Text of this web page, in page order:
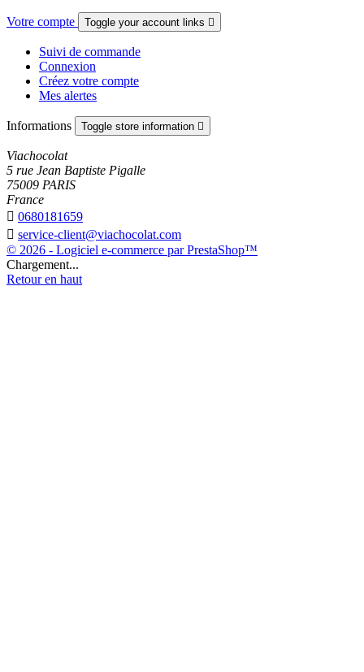
Votre compte Toggle your account links 
Suivi de commande
Connexion
Créez votre compte
Mes alertes
Informations Toggle store information 
Viachocolat
5 rue Jean Baptiste Pigalle
75009 PARIS
France
 0680181659
 service-client@viachocolat.com
© 2026 - Logiciel e-commerce par PrestaShop™
Chargement...
Retour en haut